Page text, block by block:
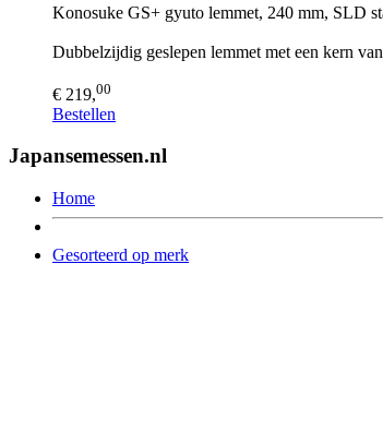
Konosuke GS+ gyuto lemmet, 240 mm, SLD
Dubbelzijdig geslepen lemmet met een kern
€ 219,00
Bestellen
Japansemessen.nl
Home
Gesorteerd op merk